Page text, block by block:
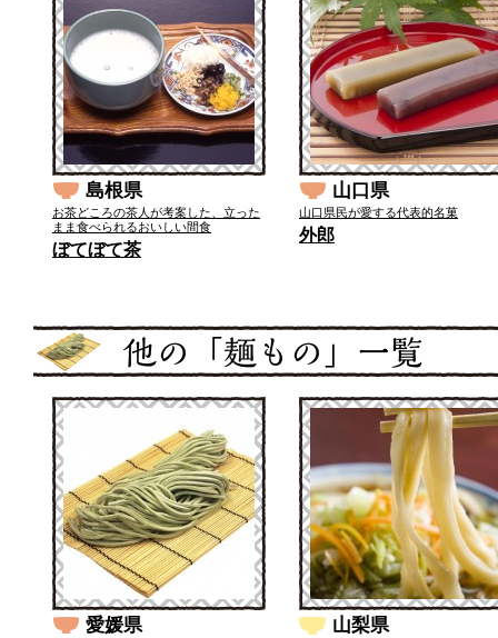
島根県
お茶どころの茶人が考案した、立った
まま食べられるおいしい間食
ぼてぼて茶
山口県
山口県民が愛する代表的名菓
外郎
愛媛県 山梨県